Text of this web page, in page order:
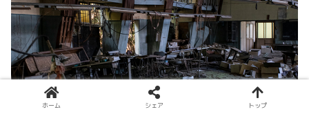
ホーム シェア トップ